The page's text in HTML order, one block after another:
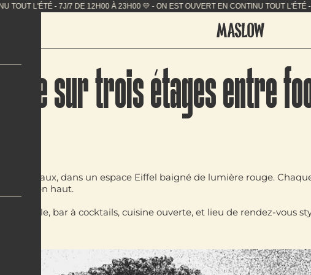
vie sur trois étages entre
trois niveaux, dans un espace Eiffel baigné de lumière rouge.
tout en haut.
table, bar à cocktails, cuisine ouverte, et lieu de rendez-vous